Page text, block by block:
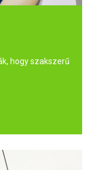
hogy szakszerű